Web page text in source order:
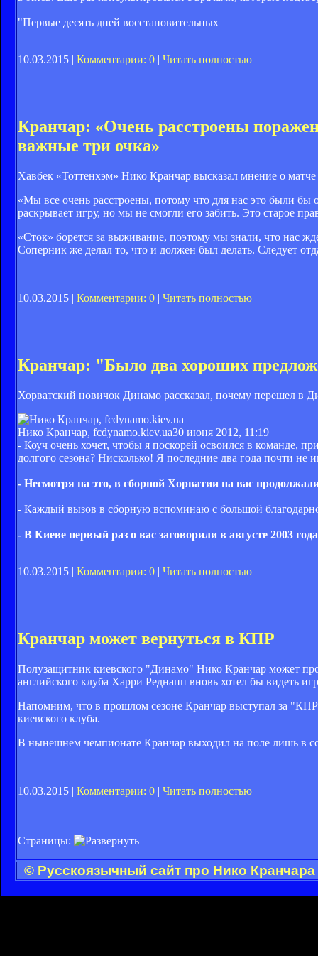
"Первые десять дней восстановительных
10.03.2015 | Комментарии: 0 | Читать полностью
Кранчар: «Очень расстроены
важные три очка»
Хавбек «Тоттенхэм» Нико Кранчар высказал мнение о
«Мы все очень расстроены, потому что для нас это были
раскрывает игру, но мы не смогли его забить. Это старое
«Сток» борется за выживание, поэтому мы знали, что нас
Соперник же делал то, что и должен был делать. Следует
10.03.2015 | Комментарии: 0 | Читать полностью
Кранчар: "Было два хороших
Хорватский новичок Динамо рассказал, почему перешел в
Нико Кранчар, fcdynamo.kiev.ua30 июня 2012, 11:19
- Коуч очень хочет, чтобы я поскорей освоился в команде,
долгого сезона? Нисколько! Я последние два года почти не
- Несмотря на это, в сборной Хорватии на вас
- Каждый вызов в сборную вспоминаю с большой
- В Киеве первый раз о вас заговорили в августе 2003
10.03.2015 | Комментарии: 0 | Читать полностью
Кранчар может вернуться в КПР
Полузащитник киевского "Динамо" Нико Кранчар может
английского клуба Харри Реднапп вновь хотел бы видеть
Напомним, что в прошлом сезоне Кранчар выступал за
киевского клуба.
В нынешнем чемпионате Кранчар выходил на поле лишь в
10.03.2015 | Комментарии: 0 | Читать полностью
Страницы:
© Русскоязычный сайт про Нико